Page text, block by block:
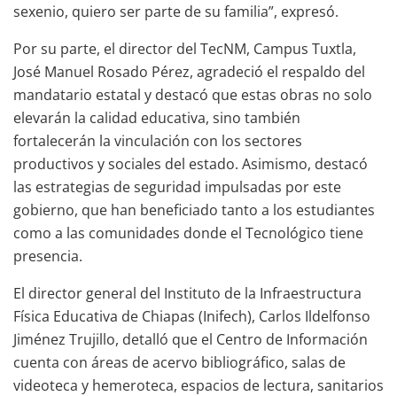
sexenio, quiero ser parte de su familia”, expresó.
Por su parte, el director del TecNM, Campus Tuxtla,
José Manuel Rosado Pérez, agradeció el respaldo del
mandatario estatal y destacó que estas obras no solo
elevarán la calidad educativa, sino también
fortalecerán la vinculación con los sectores
productivos y sociales del estado. Asimismo, destacó
las estrategias de seguridad impulsadas por este
gobierno, que han beneficiado tanto a los estudiantes
como a las comunidades donde el Tecnológico tiene
presencia.
El director general del Instituto de la Infraestructura
Física Educativa de Chiapas (Inifech), Carlos Ildelfonso
Jiménez Trujillo, detalló que el Centro de Información
cuenta con áreas de acervo bibliográfico, salas de
videoteca y hemeroteca, espacios de lectura, sanitarios